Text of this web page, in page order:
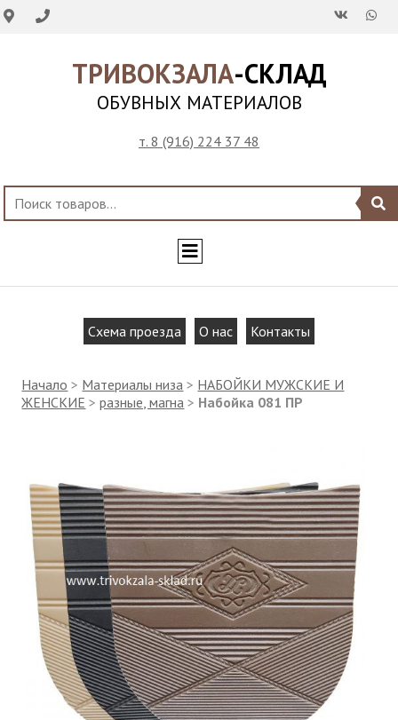
ТРИВОКЗАЛА-СКЛАД
ОБУВНЫХ МАТЕРИАЛОВ
т. 8 (916) 224 37 48
Схема проезда О нас Контакты
Начало > Материалы низа > НАБОЙКИ МУЖСКИЕ И
ЖЕНСКИЕ >разные, магна > Набойка 081 ПР